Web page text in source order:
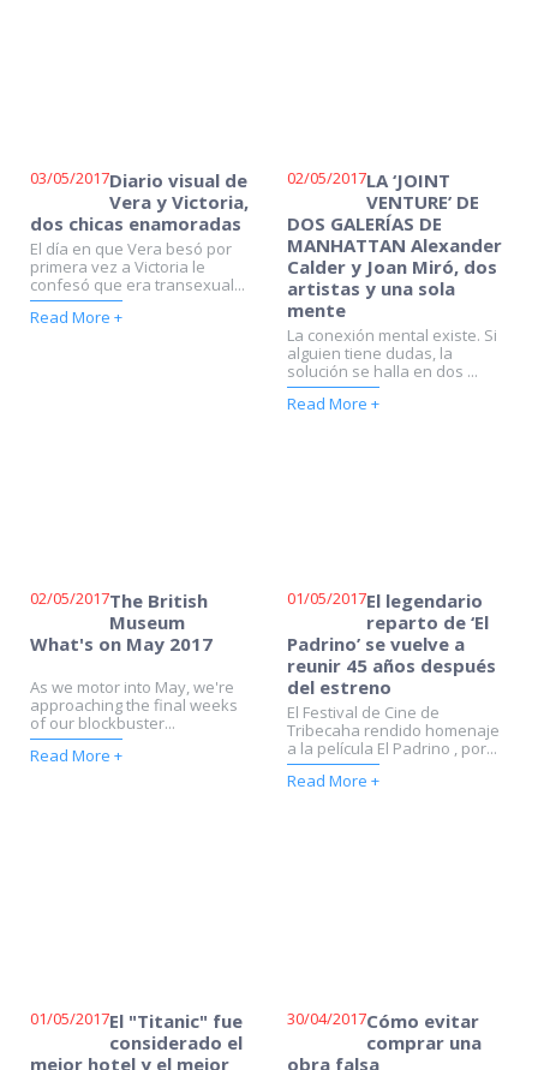
03/05/2017Diario visual de
Vera y Victoria,
dos chicas enamoradas
El día en que Vera besó por
primera vez a Victoria le
confesó que era transexual...
Read More +
02/05/2017LA ‘JOINT
VENTURE’ DE
DOS GALERÍAS DE
MANHATTAN Alexander
Calder y Joan Miró, dos
artistas y una sola
mente
La conexión mental existe. Si
alguien tiene dudas, la
solución se halla en dos ...
Read More +
02/05/2017The British
Museum
What's on May 2017
As we motor into May, we're
approaching the final weeks
of our blockbuster...
Read More +
01/05/2017El legendario
reparto de ‘El
Padrino’ se vuelve a
reunir 45 años después
del estreno
El Festival de Cine de
Tribecaha rendido homenaje
a la película El Padrino , por...
Read More +
01/05/2017El "Titanic" fue
considerado el
mejor hotel y el mejor
30/04/2017Cómo evitar
comprar una
obra falsa